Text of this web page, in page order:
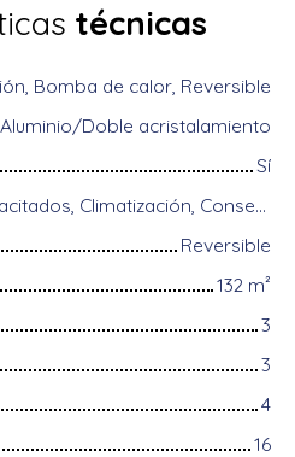
técnicas
Bomba de calor, Reversible
Aluminio/Doble acristalamiento
Sí
Acceso para discapacitados, Climatización, Conserje, Digicode, Equipos domóticos, Fibra óptica, Guardián, Almacenamiento de bicicletas, Portón motorizado, Puerta blindada, Sistema de alarma, Videófono
Reversible
132 m²
3
3
4
16